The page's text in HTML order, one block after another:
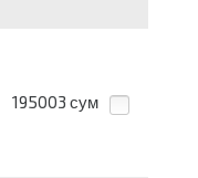
195003 сум